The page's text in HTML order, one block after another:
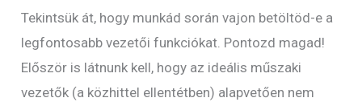
Tekintsük át, hogy munkád során vajon betöltöd-e a
legfontosabb vezetői funkciókat. Pontozd magad!
Először is látnunk kell, hogy az ideális műszaki
vezetők (a közhittel ellentétben) alapvetően nem